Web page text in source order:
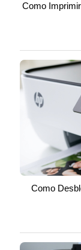
Como
Como